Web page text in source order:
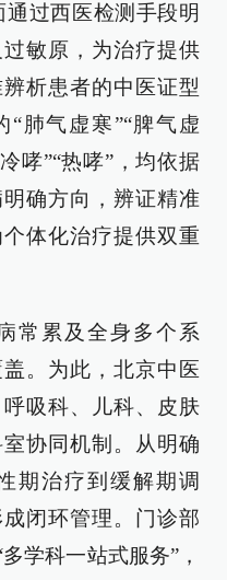
通过西医检测手段明
敏原，为治疗提供
析患者的中医证型
肺气虚寒”“脾气虚
哮”“热哮”，均依据
确方向，辨证精准
体化治疗提供双重
常累及全身多个系
。为此，北京中医
吸科、儿科、皮肤
协同机制。从明确
期治疗到缓解期调
闭环管理。门诊部
学科一站式服务”，